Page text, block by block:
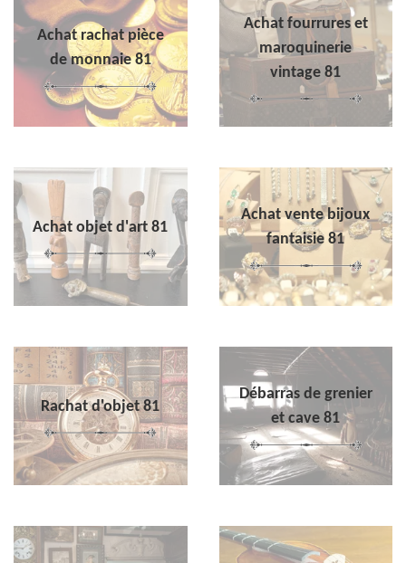
Achat rachat pièce
de monnaie 81
Achat fourrures et
maroquinerie
vintage 81
Achat objet d'art 81
Achat vente bijoux
fantaisie 81
Rachat d'objet 81
Débarras de grenier
et cave 81